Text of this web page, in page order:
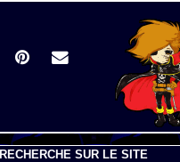
RECHERCHE SUR LE SITE